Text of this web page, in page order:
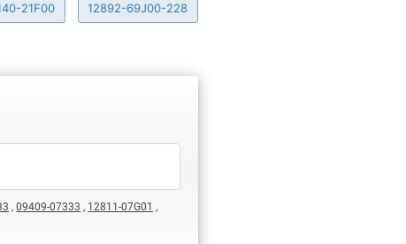
21F00 12892-69J00-228
,09409-07333 , 12811-07G01 ,